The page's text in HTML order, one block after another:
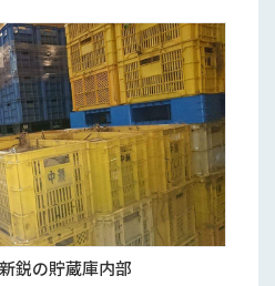
鋭の貯蔵庫内部